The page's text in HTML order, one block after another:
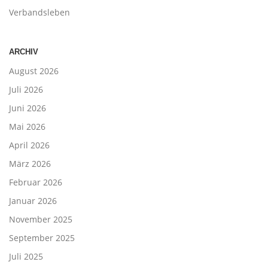
Verbandsleben
ARCHIV
August 2026
Juli 2026
Juni 2026
Mai 2026
April 2026
März 2026
Februar 2026
Januar 2026
November 2025
September 2025
Juli 2025